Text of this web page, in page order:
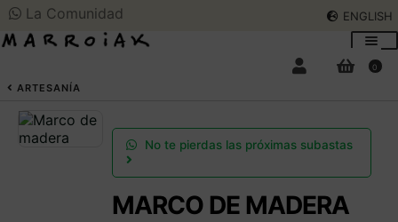
La Comunidad ENGLISH
SUBASTAS DE ARTE
COMPRAR AHORA
0
ARTESANÍA
No te pierdas las próximas subastas
MARCO DE MADERA